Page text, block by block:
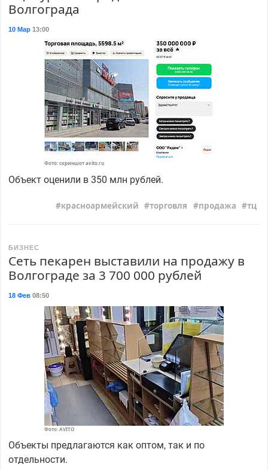
Волгограда
10 Мар13:00
Фото: скриншот avito.ru
Объект оценили в 350 млн рублей.
красноармейский торговля продажа тц
БИЗНЕС
Сеть пекарен выставили на продажу в
Волгограде за 3 700 000 рублей
18 Фев08:50
Фото: AVITO
Объекты предлагаются как оптом, так и по
отдельности.